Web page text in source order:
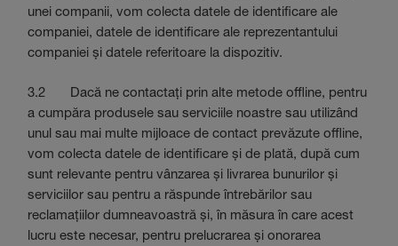
unei companii, vom colecta datele de identificare ale
companiei, datele de identificare ale reprezentantului
companiei și datele referitoare la dispozitiv.
3.2 Dacă ne contactați prin alte metode offline, pentru
a cumpăra produsele sau serviciile noastre sau utilizând
unul sau mai multe mijloace de contact prevăzute offline,
vom colecta datele de identificare și de plată, după cum
sunt relevante pentru vânzarea și livrarea bunurilor și
serviciilor sau pentru a răspunde întrebărilor sau
reclamațiilor dumneavoastră și, în măsura în care acest
lucru este necesar, pentru prelucrarea și onorarea